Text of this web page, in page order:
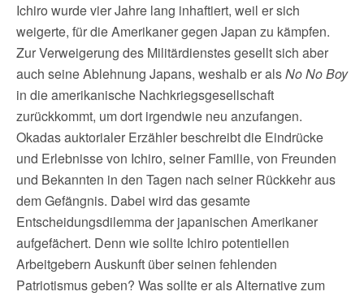
Ichiro wurde vier Jahre lang inhaftiert, weil er sich
weigerte, für die Amerikaner gegen Japan zu kämpfen.
Zur Verweigerung des Militärdienstes gesellt sich aber
auch seine Ablehnung Japans, weshalb er alsNo No Boy
in die amerikanische Nachkriegsgesellschaft
zurückkommt, um dort irgendwie neu anzufangen.
Okadas auktorialer Erzähler beschreibt die Eindrücke
und Erlebnisse von Ichiro, seiner Familie, von Freunden
und Bekannten in den Tagen nach seiner Rückkehr aus
dem Gefängnis. Dabei wird das gesamte
Entscheidungsdilemma der japanischen Amerikaner
aufgefächert. Denn wie sollte Ichiro potentiellen
Arbeitgebern Auskunft über seinen fehlenden
Patriotismus geben? Was sollte er als Alternative zum